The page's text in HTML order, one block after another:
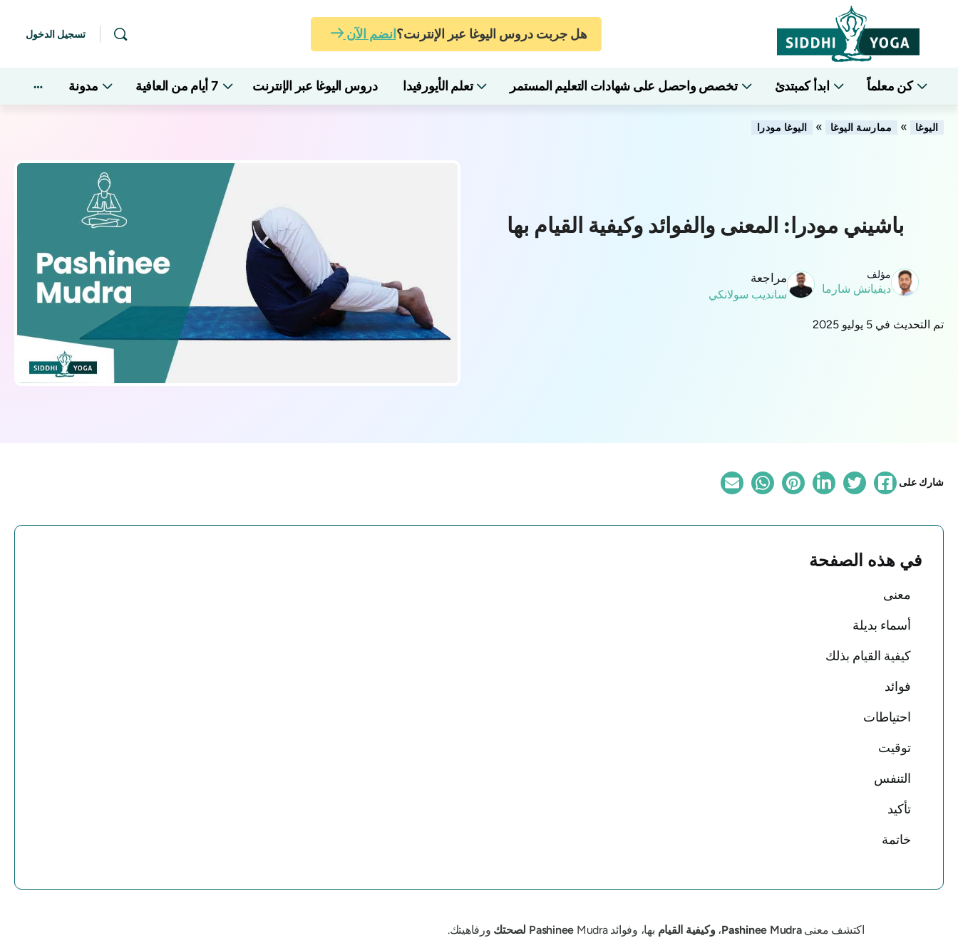
هل جربت دروس اليوغا عبر الإنترنت؟انضم الآن تسجيل الدخول
كن معلماً ابدأ كمبتدئ تخصص واحصل على شهادات التعليم المستمر تعلم الأيورفيدا دروس اليوغا عبر الإنترنت 7 أيام من العافية مدونة
اليوغا » ممارسة اليوغا » اليوغا مودرا
باشيني مودرا: المعنى والفوائد وكيفية القيام بها
مؤلف
ديفيانش شارما
مراجعة
سانديب سولانكي
تم التحديث في 5 يوليو 2025
شارك على
في هذه الصفحة
معنى
أسماء بديلة
كيفية القيام بذلك
فوائد
احتياطات
توقيت
التنفس
تأكيد
خاتمة
اكتشف معنى Pashinee Mudra ،وكيفية القيام بها، وفوائد Pashinee Mudra لصحتك ورفاهيتك.